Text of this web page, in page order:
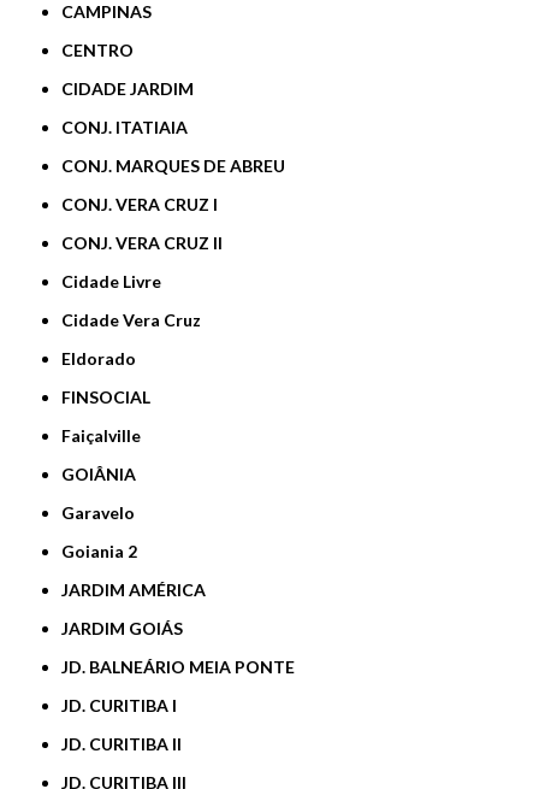
CAMPINAS
CENTRO
CIDADE JARDIM
CONJ. ITATIAIA
CONJ. MARQUES DE ABREU
CONJ. VERA CRUZ I
CONJ. VERA CRUZ II
Cidade Livre
Cidade Vera Cruz
Eldorado
FINSOCIAL
Faiçalville
GOIÂNIA
Garavelo
Goiania 2
JARDIM AMÉRICA
JARDIM GOIÁS
JD. BALNEÁRIO MEIA PONTE
JD. CURITIBA I
JD. CURITIBA II
JD. CURITIBA III